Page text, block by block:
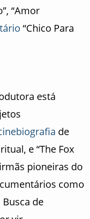
“Amor
“Chico Para
está
de
e “The Fox
pioneiras do
como
Busca de